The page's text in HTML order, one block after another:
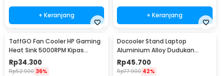
+ Keranjang + Keranjang
TaffGO Fan Cooler HP Gaming
Heat Sink 5000RPM Kipas
Pendingin 5V - H-15
Rp34.300
Rp52.900 36%
Docooler Stand Laptop
Aluminium Alloy Dudukan
Holder Foldable 7 Level - N7
Rp45.700
Rp77.900 42%